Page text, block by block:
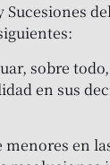
Sucesiones
sobre
en sus
en